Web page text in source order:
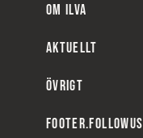
OM ILVA
AKTUELLT
ÖVRIGT
FOOTER.FOLLOWUS